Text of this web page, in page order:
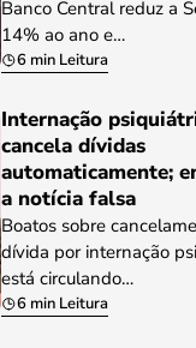
Banco Central reduz a
14% ao ano e…
6 min Leitura
Internação
cancela dívidas
automaticamente;
a notícia falsa
Boatos sobre
dívida por internação
está circulando…
6 min Leitura